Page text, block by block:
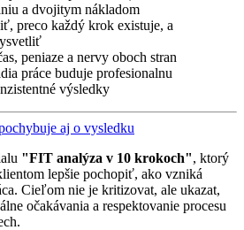
a dvojitym nákladom
preco každý krok existuje, a
peniaze a nervy oboch stran
práce buduje profesionalnu
výsledky
aj o vysledku
"FIT analýza v 10 krokoch", ktorý
lepšie pochopiť, ako vzniká
Cieľom nie je kritizovat, ale ukazat,
očakávania a respektovanie procesu